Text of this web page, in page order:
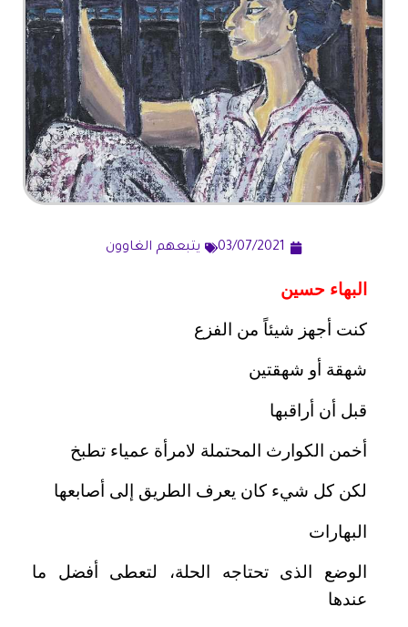
03/07/2021 يتبعهم الغاوون
البهاء حسين
كنت أجهز شيئاً من الفزع
شهقة أو شهقتين
قبل أن أراقبها
أخمن الكوارث المحتملة لامرأة عمياء تطبخ
لكن كل شيء كان يعرف الطريق إلى أصابعها
البهارات
الوضع الذى تحتاجه الحلة، لتعطى أفضل ما
عندها